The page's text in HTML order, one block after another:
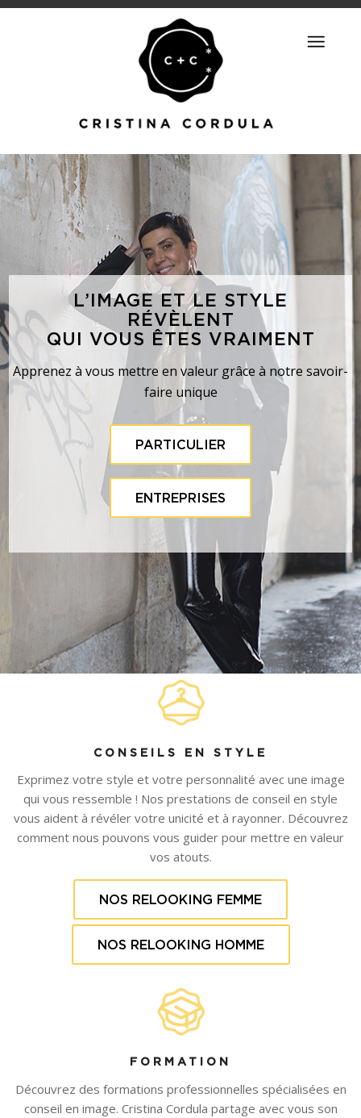
L’IMAGE ET LE STYLE
RÉVÈLENT
QUI VOUS ÊTES VRAIMENT
Apprenez à vous mettre en valeur grâce à notre savoir-
faire unique
PARTICULIER
ENTREPRISES
CONSEILS EN STYLE
Exprimez votre style et votre personnalité avec une image
qui vous ressemble ! Nos prestations de conseil en style
vous aident à révéler votre unicité et à rayonner. Découvrez
comment nous pouvons vous guider pour mettre en valeur
vos atouts.
NOS RELOOKING FEMME
NOS RELOOKING HOMME
FORMATION
Découvrez des formations professionnelles spécialisées en
conseil en image. Cristina Cordula partage avec vous son